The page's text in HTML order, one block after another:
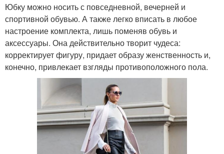
Юбку можно носить с повседневной, вечерней и
спортивной обувью. А также легко вписать в любое
настроение комплекта, лишь поменяв обувь и
аксессуары. Она действительно творит чудеса:
корректирует фигуру, придает образу женственность и,
конечно, привлекает взгляды противоположного пола.